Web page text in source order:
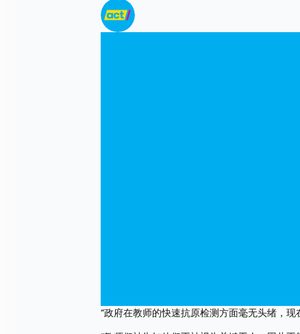
“政府在教师的快速抗原检测方面毫无头绪，现